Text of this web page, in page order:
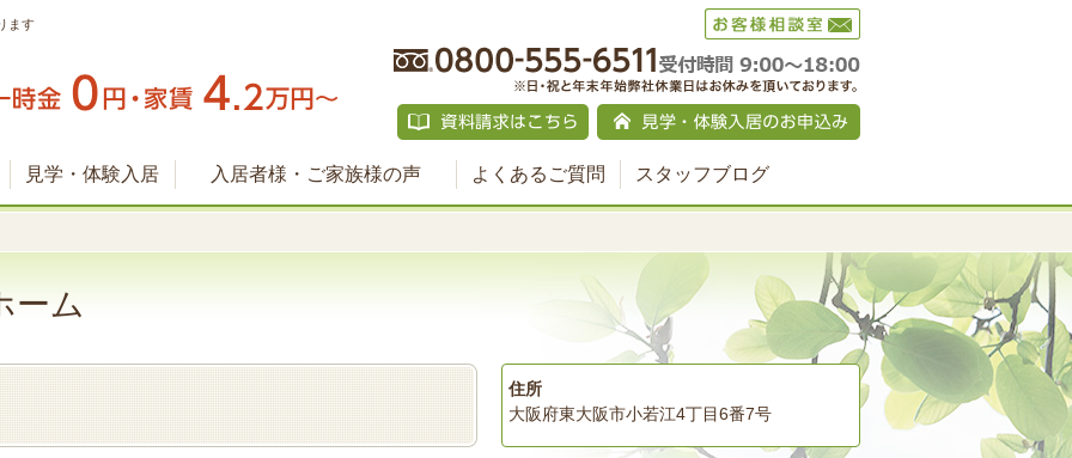
ます
見学・体験入居 入居者様・ご家族様の声 よくあるご質問 スタッフブログ
ーム
住所
大阪府東大阪市小若江4丁目6番7号